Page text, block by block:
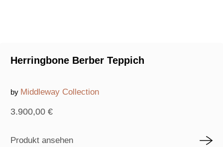
Herringbone Berber Teppich
by Middleway Collection
3.900,00 €
Produkt ansehen